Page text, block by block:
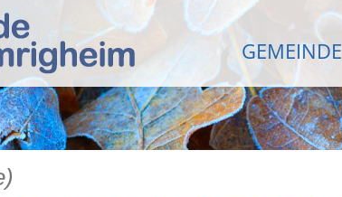
GEMEINDE